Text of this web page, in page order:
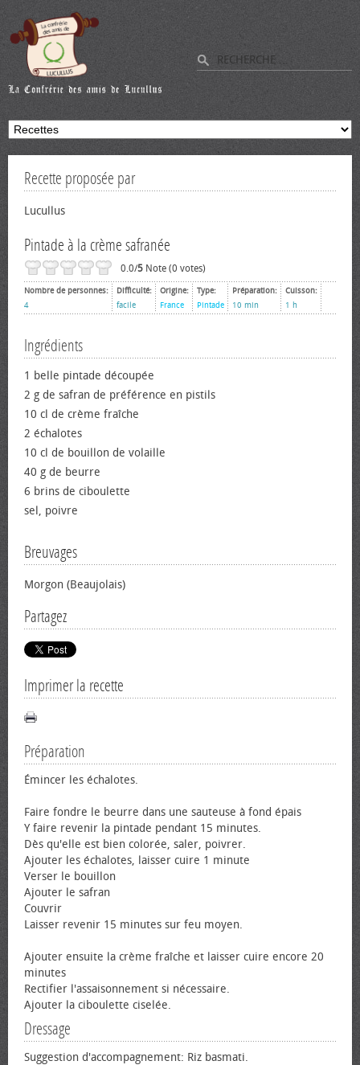
Recette proposée par
Lucullus
Pintade à la crème safranée
0.0/5 Note (0 votes)
Nombre de personnes:
4
Difficulté:
facile
Origine:
France
Type:
Pintade
Préparation:
10 min
Cuisson:
1 h
Ingrédients
1 belle pintade découpée
2 g de safran de préférence en pistils
10 cl de crème fraîche
2 échalotes
10 cl de bouillon de volaille
40 g de beurre
6 brins de ciboulette
sel, poivre
Breuvages
Morgon (Beaujolais)
Partagez
Imprimer la recette
Préparation
Émincer les échalotes.
Faire fondre le beurre dans une sauteuse à fond épais
Y faire revenir la pintade pendant 15 minutes.
Dès qu'elle est bien colorée, saler, poivrer.
Ajouter les échalotes, laisser cuire 1 minute
Verser le bouillon
Ajouter le safran
Couvrir
Laisser revenir 15 minutes sur feu moyen.
Ajouter ensuite la crème fraîche et laisser cuire encore 20
minutes
Rectifier l'assaisonnement si nécessaire.
Ajouter la ciboulette ciselée.
Dressage
Suggestion d'accompagnement: Riz basmati.